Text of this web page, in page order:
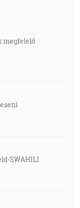
megfelelő
SWAHILI